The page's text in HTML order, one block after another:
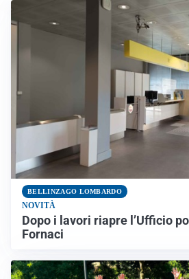
BELLINZAGO LOMBARDO
NOVITÀ
Dopo i lavori riapre l’Ufficio
Fornaci